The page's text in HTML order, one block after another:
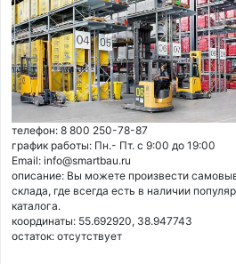
телефон: 8 800 250-78-87
график работы: Пн.- Пт. с 9:00 до 19:00
Email: info@smartbau.ru
описание: Вы можете произвести
склада, где всегда есть в наличии
каталога.
координаты: 55.692920, 38.947743
остаток: отсутствует